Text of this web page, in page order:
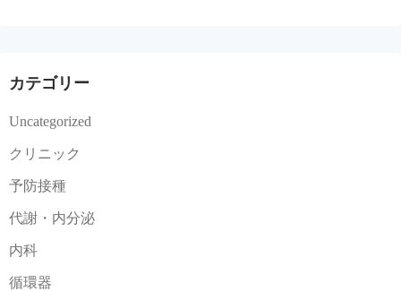
カテゴリー
Uncategorized
クリニック
予防接種
代謝・内分泌
内科
循環器